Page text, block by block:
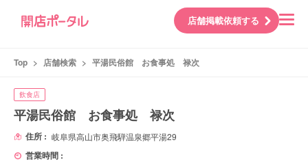
店舗掲載依頼する
Top > 店舗検索 > 平湯民俗館 お食事処 禄次
飲食店
平湯民俗館 お食事処 禄次
住所 : 岐阜県高山市奥飛騨温泉郷平湯29
営業時間 :